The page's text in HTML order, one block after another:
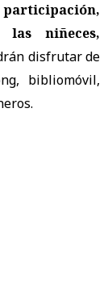
niñeces,
disfrutar de
bibliomóvil,